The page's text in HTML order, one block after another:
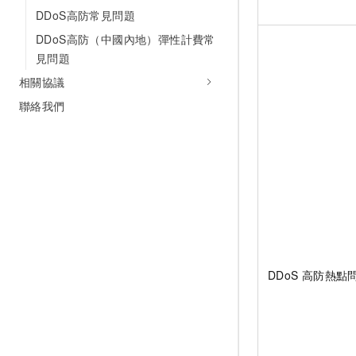
DDoS高防常見問題
DDoS高防（中國內地）彈性計費常
見問題
相關協議
聯絡我們
DDoS 高防熱點